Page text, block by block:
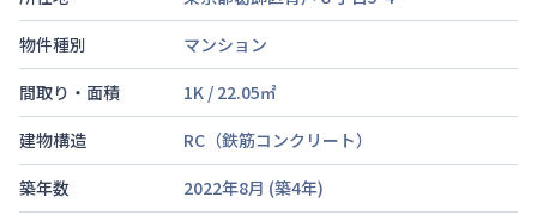
物件種別
マンション
間取り・面積
1K / 22.05㎡
建物構造
RC（鉄筋コンクリート）
築年数
2022年8月 (築4年)